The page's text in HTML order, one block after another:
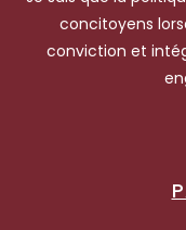
concitoyens
conviction et